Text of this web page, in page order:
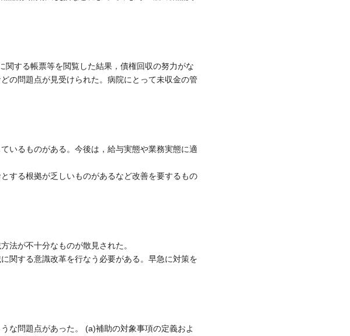
する帳票等を閲覧した結果，債権回収の努力がな
の問題点が見受けられた。病院にとって未収金の管
いるものがある。今後は，給与実態や業務実態に適
する根拠が乏しいものがあるなど改善を要するもの
法が不十分なものが散見された。
関する意識改革を行なう必要がある。早急に対策を
な問題点があった。 (a)補助の対象事項の定義およ